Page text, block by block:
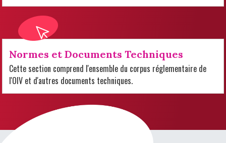
Normes et Documents Techniques
Cette section comprend l'ensemble du corpus réglementaire de
l'OIV et d'autres documents techniques.